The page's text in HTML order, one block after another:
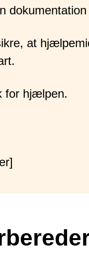
at
for hjælpen.